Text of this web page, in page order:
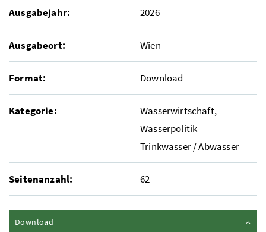
Ausgabejahr: 2026
Ausgabeort: Wien
Format: Download
Kategorie:
Wasserwirtschaft,
Wasserpolitik
Trinkwasser / Abwasser
Seitenanzahl: 62
Download